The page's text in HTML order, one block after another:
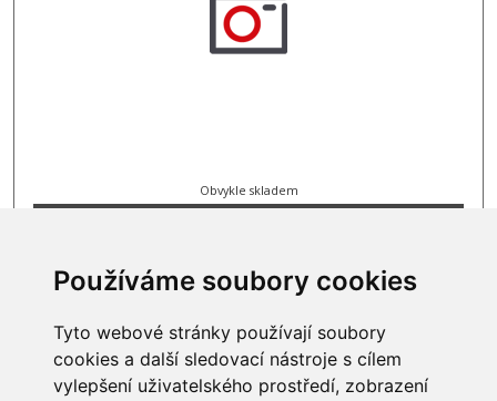
Používáme soubory cookies
Tyto webové stránky používají soubory
cookies a další sledovací nástroje s cílem
vylepšení uživatelského prostředí, zobrazení
Obvykle skladem
INFORMACE